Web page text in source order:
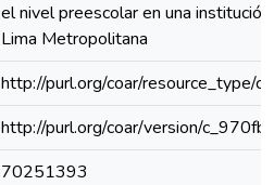
el nivel preescolar en una
Lima Metropolitana
http://purl.org/coar/resource_type/
http://purl.org/coar/version/
70251393